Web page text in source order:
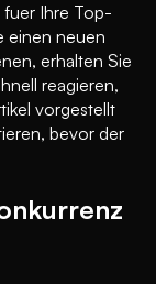
Ihre Top-
einen neuen
erhalten Sie
reagieren,
vorgestellt
bevor der